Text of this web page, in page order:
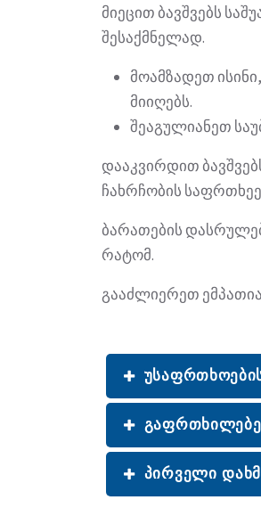
მიეცით ბავშვებს
შესაქმნელად.
მოამზადეთ
მიიღებს.
შეაგულიანეთ
დააკვირდით
ჩახრჩობის
ბარათების
რატომ.
გააძლიერეთ ემპათია
პირველი